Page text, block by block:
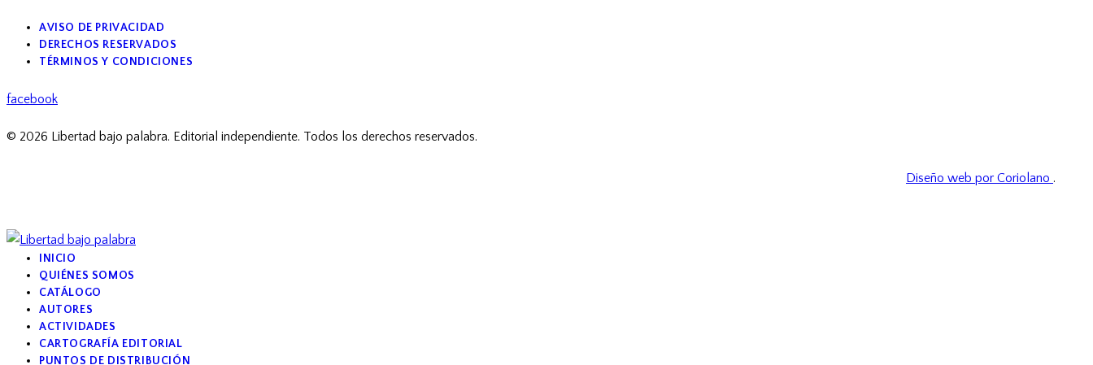
AVISO DE PRIVACIDAD
DERECHOS RESERVADOS
TÉRMINOS Y CONDICIONES
facebook
© 2026 Libertad bajo palabra. Editorial independiente. Todos los derechos reservados.
Diseño web por Coriolano .
INICIO
QUIÉNES SOMOS
CATÁLOGO
AUTORES
ACTIVIDADES
CARTOGRAFÍA EDITORIAL
PUNTOS DE DISTRIBUCIÓN